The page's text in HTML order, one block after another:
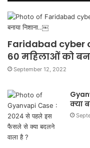
Faridabad cyber
60 महिलाओं को
September 12, 2022
क्या